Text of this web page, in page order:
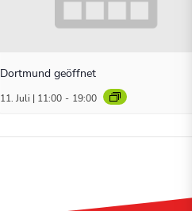
Dortmund geöffnet
11. Juli | 11:00 - 19:00